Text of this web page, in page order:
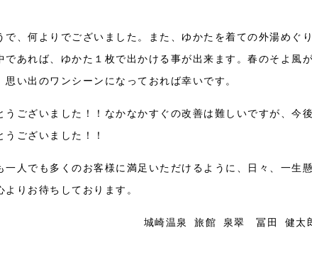
、何よりでございました。また、ゆかたを着ての外湯めぐり
あれば、ゆかた１枚で出かける事が出来ます。春のそよ風が
い出のワンシーンになっておれば幸いです。
ございました！！なかなかすぐの改善は難しいですが、今後
ございました！！
人でも多くのお客様に満足いただけるように、日々、一生懸
りお待ちしております。
城崎温泉 旅館 泉翠 冨田 健太